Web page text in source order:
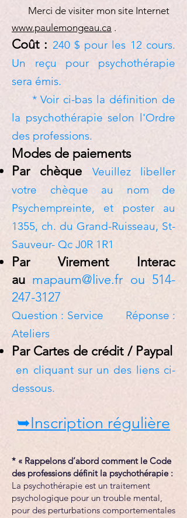
Merci de visiter mon site Internet
www.paulemongeau.ca .
Coût : 240 $ pour les 12 cours.
Un reçu pour psychothérapie
sera émis.
* Voir ci-bas la définition de
la psychothérapie selon l'Ordre
des professions.
Modes de paiements
Par chèque
Veuillez libeller
votre chèque au nom de
Psychempreinte, et poster au
1355, ch. du Grand-Ruisseau, St-
Sauveur- Qc J0R 1R1
Par Virement Interac
au mapaum@live.fr ou 514-
247-3127
Question : Service Réponse :
Ateliers
Par Cartes de crédit / Paypal
en cliquant sur un des liens ci-
dessous.
➥Inscription régulière
* « Rappelons d’abord comment le Code
des professions définit la psychothérapie :
La psychothérapie est un traitement
psychologique pour un trouble mental,
pour des perturbations comportementales